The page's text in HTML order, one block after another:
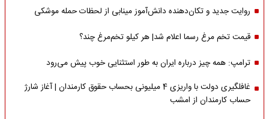
روایت جدید و تکان‌دهنده دانش‌آموز مینابی از لحظات حمله موشکی
قیمت تخم مرغ رسما اعلام شد| هر کیلو تخم‌مرغ چند؟
ترامپ: همه چیز درباره ایران به طور استثنایی خوب پیش می‌رود
غافلگیری دولت با واریزی 4 میلیونی بحساب حقوق کارمندان | آغاز شارژ
حساب کارمندان از امشب